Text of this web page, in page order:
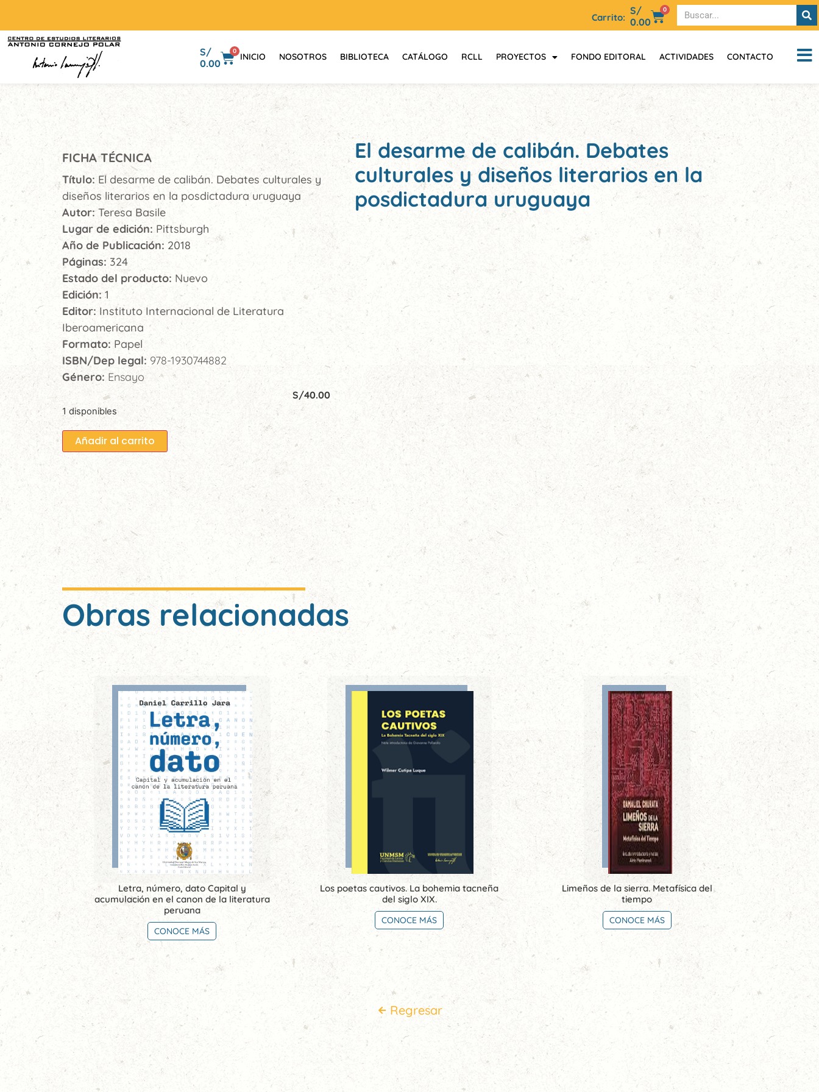
Carrito:
S/
0.00
0
S/
0.00
0
INICIO NOSOTROS BIBLIOTECA CATÁLOGO RCLL PROYECTOS FONDO EDITORAL ACTIVIDADES CONTACTO
FICHA TÉCNICA
Título: El desarme de calibán. Debates culturales y
diseños literarios en la posdictadura uruguaya
Autor:Teresa Basile
Lugar de edición: Pittsburgh
Año de Publicación: 2018
Páginas: 324
Estado del producto: Nuevo
Edición:1
Editor: Instituto Internacional de Literatura
Iberoamericana
Formato: Papel
ISBN/Dep legal: 978-1930744882
Género: Ensayo
S/40.00
1 disponibles
Añadir al carrito
El desarme de calibán. Debates
culturales y diseños literarios en la
posdictadura uruguaya
Obras relacionadas
Letra, número, dato Capital y
acumulación en el canon de la literatura
peruana
CONOCE MÁS
Los poetas cautivos. La bohemia tacneña
del siglo XIX.
CONOCE MÁS
Limeños de la sierra. Metafísica del
tiempo
CONOCE MÁS
Regresar